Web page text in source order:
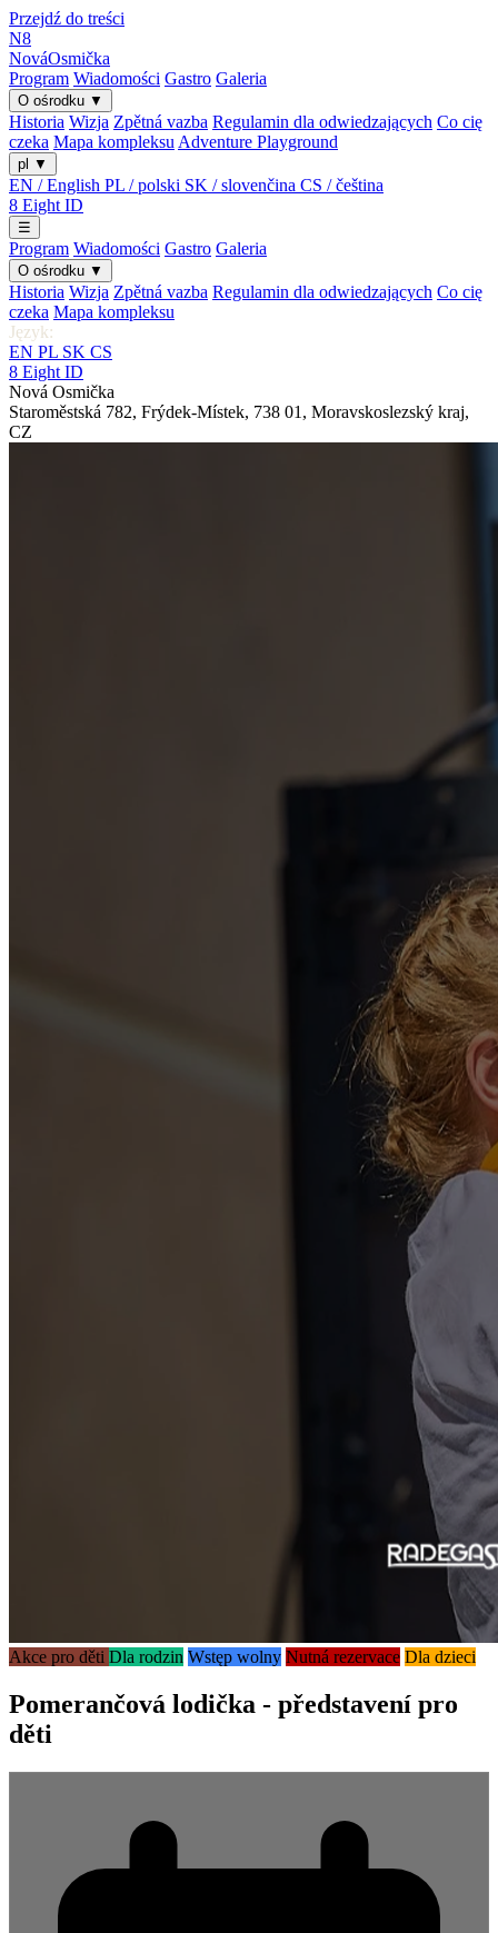
Przejdź do treści
N8
NováOsmička
Program Wiadomości Gastro Galeria
O ośrodku ▼
Historia Wizja Zpětná vazba Regulamin dla odwiedzających Co cię
czeka Mapa kompleksu Adventure Playground
pl ▼
EN / English PL / polski SK / slovenčina CS / čeština
8 Eight ID
☰
Program Wiadomości Gastro Galeria
O ośrodku ▼
Historia Wizja Zpětná vazba Regulamin dla odwiedzających Co cię
czeka Mapa kompleksu
Język:
EN PL SK CS
8 Eight ID
Nová Osmička
Staroměstská 782, Frýdek-Místek, 738 01 , Moravskoslezský kraj,
CZ
Akce pro děti Dla rodzin Wstęp wolny Nutná rezervace Dla dzieci
Pomerančová lodička - představení pro
děti